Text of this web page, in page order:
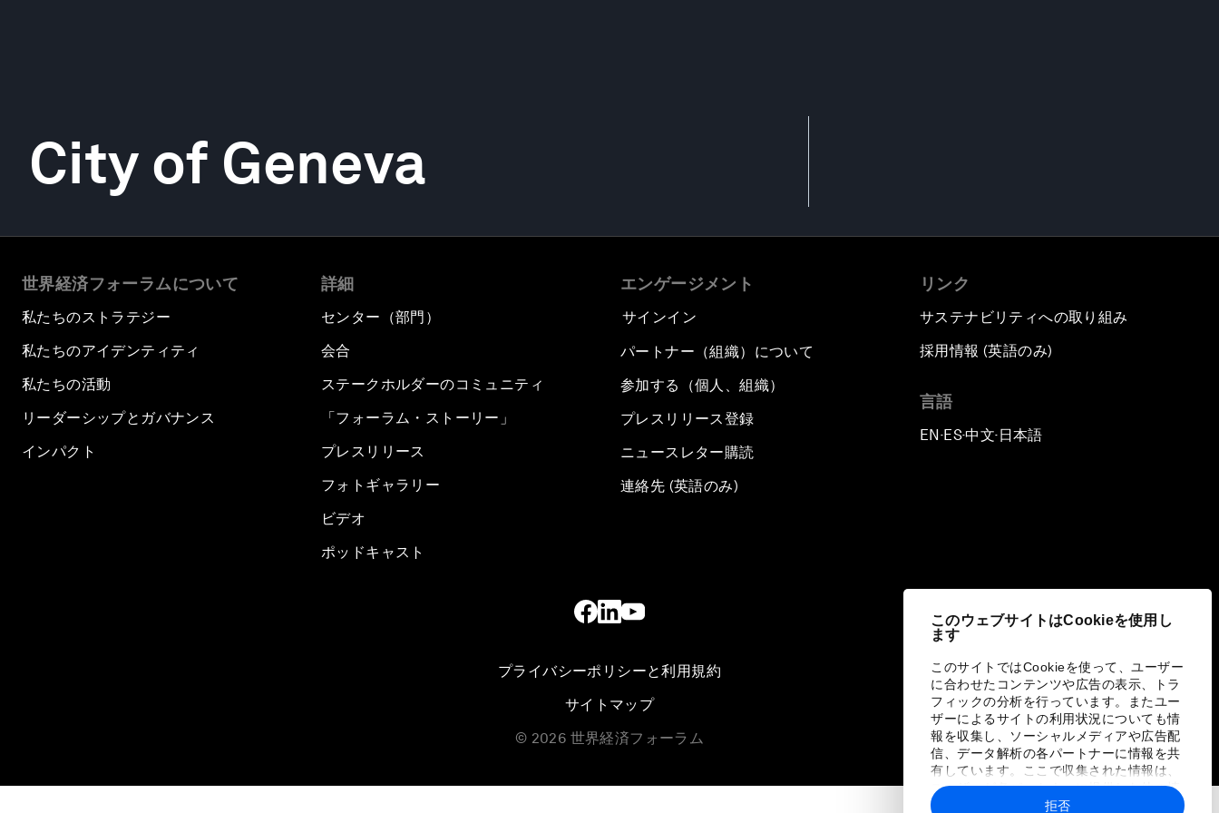
このウェブサイトはCookieを使用し
ます
このサイトではCookieを使って、ユーザー
に合わせたコンテンツや広告の表示、トラ
フィックの分析を行っています。またユー
ザーによるサイトの利用状況についても情
報を収集し、ソーシャルメディアや広告配
信、データ解析の各パートナーに情報を共
有しています。ここで収集された情報は、
ユーザーが各パートナーに提供した他の情
報や各パートナーのサービスを使用した際
拒否
City of Geneva
世界経済フォーラムについて
私たちのストラテジー
私たちのアイデンティティ
私たちの活動
リーダーシップとガバナンス
インパクト
詳細
センター（部門）
会合
ステークホルダーのコミュニティ
「フォーラム・ストーリー」
プレスリリース
フォトギャラリー
ビデオ
ポッドキャスト
エンゲージメント
サインイン
パートナー（組織）について
参加する（個人、組織）
プレスリリース登録
ニュースレター購読
連絡先 (英語のみ)
リンク
サステナビリティへの取り組み
採用情報 (英語のみ)
言語
EN ▪ES▪中文▪ 日本語
プライバシーポリシーと利用規約
サイトマップ
© 2026 世界経済フォーラム